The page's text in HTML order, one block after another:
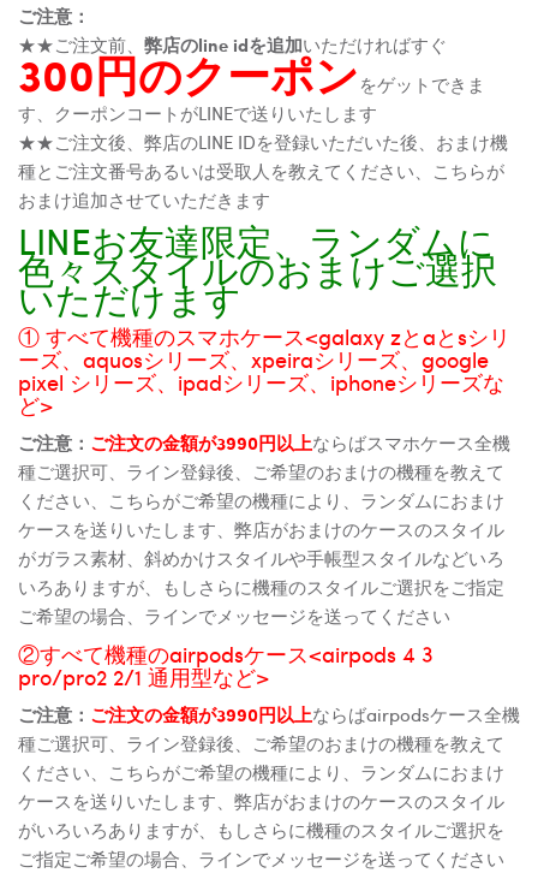
ご注意：
★★ご注文前、 弊店のline idを追加いただければすぐ
300円のクーポンをゲットできま
す、クーポンコートがLINEで送りいたします
★★ご注文後、弊店のLINE IDを登録いただいた後、おまけ機
種とご注文番号あるいは受取人を教えてください、こちらが
おまけ追加させていただきます
LINEお友達限定、ランダムに
色々スタイルのおまけご選択
いただけます
① すべて機種のスマホケース<galaxy zとaとsシリ
ーズ、aquosシリーズ、xpeiraシリーズ、google
pixel シリーズ、ipadシリーズ、iphoneシリーズな
ど>
ご注意： ご注文の金額が3990円以上ならばスマホケース全機
種ご選択可、ライン登録後、ご希望のおまけの機種を教えて
ください、こちらがご希望の機種により、ランダムにおまけ
ケースを送りいたします、弊店がおまけのケースのスタイル
がガラス素材、斜めかけスタイルや手帳型スタイルなどいろ
いろありますが、もしさらに機種のスタイルご選択をご指定
ご希望の場合、ラインでメッセージを送ってください
②すべて機種のairpodsケース<airpods 4 3
pro/pro2 2/1 通用型など>
ご注意： ご注文の金額が3990円以上ならばairpodsケース全機
種ご選択可、ライン登録後、ご希望のおまけの機種を教えて
ください、こちらがご希望の機種により、ランダムにおまけ
ケースを送りいたします、弊店がおまけのケースのスタイル
がいろいろありますが、もしさらに機種のスタイルご選択を
ご指定ご希望の場合、ラインでメッセージを送ってください